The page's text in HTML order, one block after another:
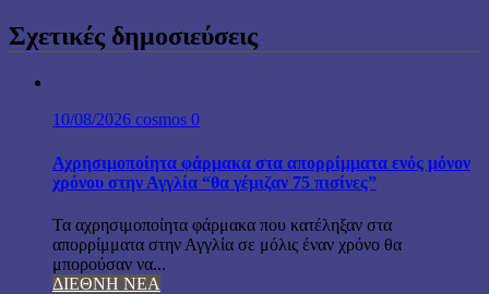
Σχετικές δημοσιεύσεις
10/08/2026 cosmos 0
Αχρησιμοποίητα φάρμακα στα απορρίμματα ενός μόνον
χρόνου στην Αγγλία “θα γέμιζαν 75 πισίνες”
Τα αχρησιμοποίητα φάρμακα που κατέληξαν στα
απορρίμματα στην Αγγλία σε μόλις έναν χρόνο θα
μπορούσαν να...
ΔΙΕΘΝΗ ΝΕΑ